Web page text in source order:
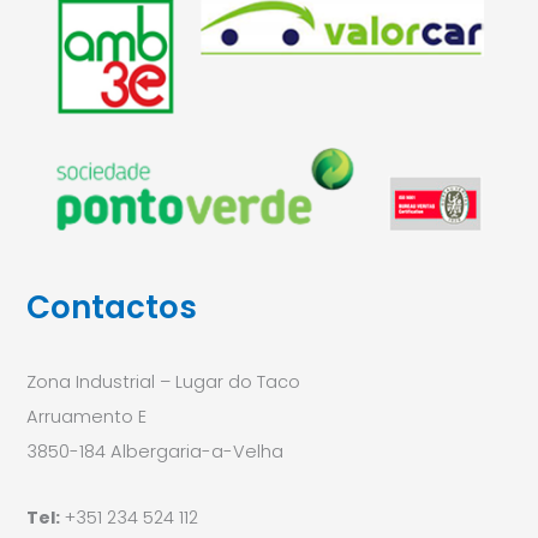
Contactos
Zona Industrial – Lugar do Taco
Arruamento E
3850-184 Albergaria-a-Velha
Tel: +351 234 524 112